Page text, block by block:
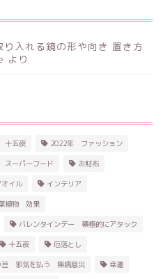
入れる鏡の形や向き 置き方
より
十五夜 2022年 ファッション
ーパーフード お財布
イル インテリア
植物 効果
バレンタインデー 積極的にアタック
十五夜 厄落とし
豆 邪気を払う 無病息災 幸運